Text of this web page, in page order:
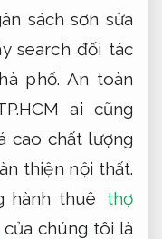
sách sơn sửa
search đối tác
phố. An toàn
ai cũng
cao chất lượng
thiện nội thất.
hành thuê
thợ
của chúng tôi là